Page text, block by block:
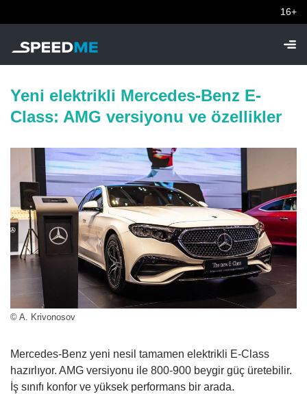
16+
Yeni elektrikli Mercedes-Benz E-
Class: AMG versiyonu ve özellikler
© A. Krivonosov
Mercedes-Benz yeni nesil tamamen elektrikli E-Class
hazırlıyor. AMG versiyonu ile 800-900 beygir güç üretebilir.
İş sınıfı konfor ve yüksek performans bir arada.